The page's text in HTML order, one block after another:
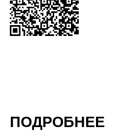
ПОДРОБНЕЕ